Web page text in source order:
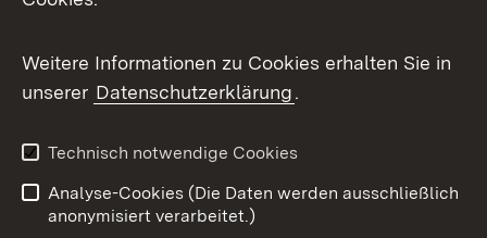
X / Twitter
Youtube
Impressum
Kontakt
Weitere Informationen zu Cookies erhalten Sie in
unserer Datenschutzerklärung.
Technisch notwendige Cookies
Analyse-Cookies (Die Daten werden ausschließlich
anonymisiert verarbeitet.)